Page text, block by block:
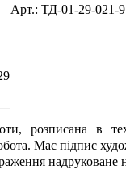
ТД-01-29-021-
розписана в
Має підпис
надруковане